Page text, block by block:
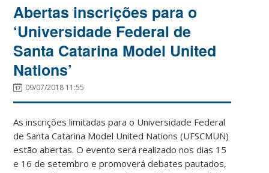
Abertas inscrições para o
‘Universidade Federal de
Santa Catarina Model United
Nations’
09/07/2018 11:55
As inscrições limitadas para o Universidade Federal
de Santa Catarina Model United Nations (UFSCMUN)
estão abertas. O evento será realizado nos dias 15
e 16 de setembro e promoverá debates pautados,